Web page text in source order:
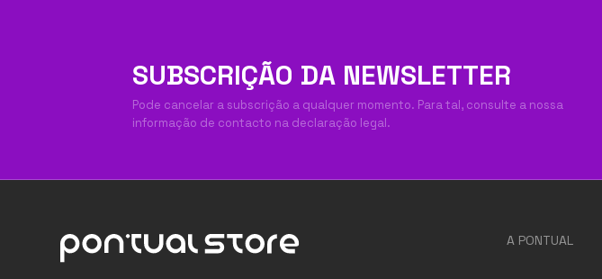
SUBSCRIÇÃO DA NEWSLETTER
Pode cancelar a subscrição a qualquer momento. Para tal, consulte a nossa
informação de contacto na declaração legal.
A PONTUAL